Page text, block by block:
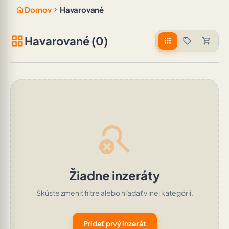
home Domov chevron_right Havarované
grid_viewHavarované (0) apps sell shopping_cart
search_off
Žiadne inzeráty
Skúste zmeniť filtre alebo hľadať v inej kategórii.
Pridať prvý inzerát